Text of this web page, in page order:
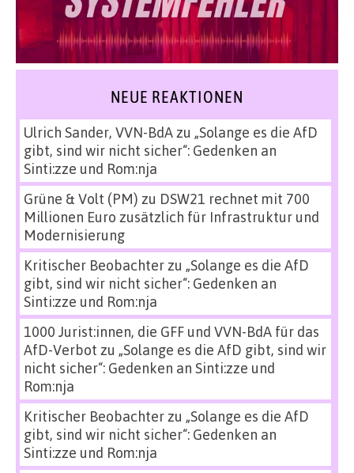
NEUE REAKTIONEN
Ulrich Sander, VVN-BdAzu „Solange es die AfD
gibt, sind wir nicht sicher“: Gedenken an
Sinti:zze und Rom:nja
Grüne & Volt (PM) zu DSW21 rechnet mit 700
Millionen Euro zusätzlich für Infrastruktur und
Modernisierung
Kritischer Beobachterzu „Solange es die AfD
gibt, sind wir nicht sicher“: Gedenken an
Sinti:zze und Rom:nja
1000 Jurist:innen, die GFF und VVN-BdA für das
AfD-Verbot zu „Solange es die AfD gibt, sind wir
nicht sicher“: Gedenken an Sinti:zze und
Rom:nja
Kritischer Beobachterzu „Solange es die AfD
gibt, sind wir nicht sicher“: Gedenken an
Sinti:zze und Rom:nja